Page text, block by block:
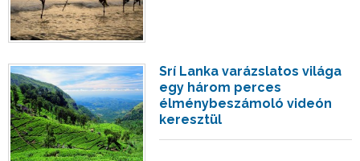
Srí Lanka varázslatos világa
egy három perces
élménybeszámoló videón
keresztül